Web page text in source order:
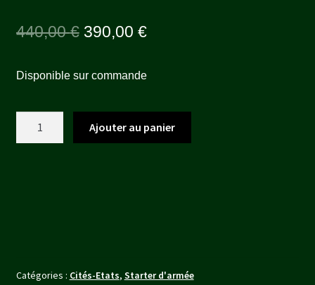
440,00€ Le
initial
440,00 €.
390,00 €Le
actuel
390,00 €.
Disponible sur commande
City
Ajouter au panier
Catégories : Cités-Etats, Starter d'armée